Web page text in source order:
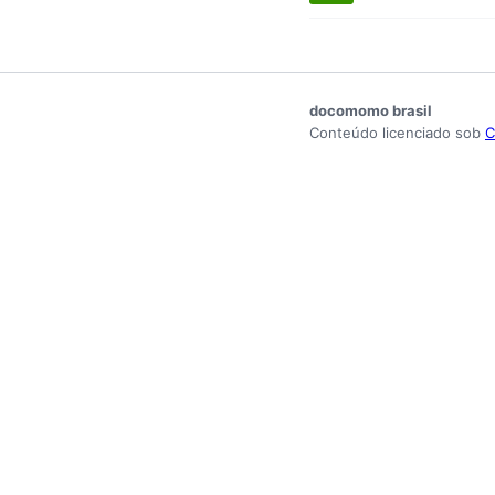
docomomo brasil
Conteúdo licenciado sob